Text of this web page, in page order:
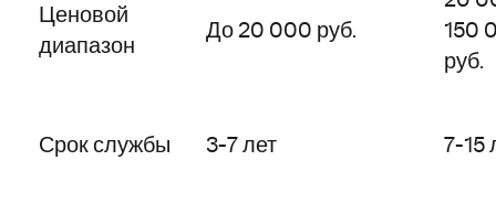
Ценовой
диапазон
До 20 000 руб.
150
руб.
Срок службы 3-7 лет 7-15